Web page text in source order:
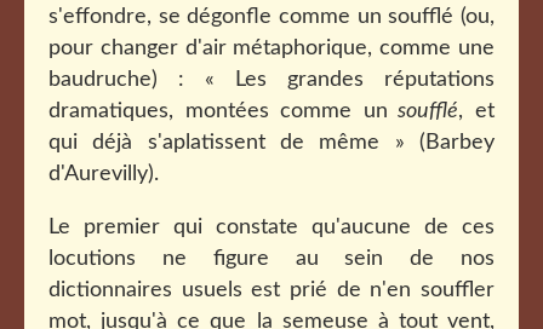
s'effondre, se dégonfle comme un soufflé (ou,
pour changer d'air métaphorique, comme une
baudruche) : «
Les grandes réputations
dramatiques, montées comme un soufflé, et
qui déjà s'aplatissent de même » (Barbey
d'Aurevilly).
Le premier qui constate qu'aucune de ces
locutions ne figure au sein de nos
dictionnaires usuels est prié de n'en souffler
mot, jusqu'à ce que la semeuse à tout vent,